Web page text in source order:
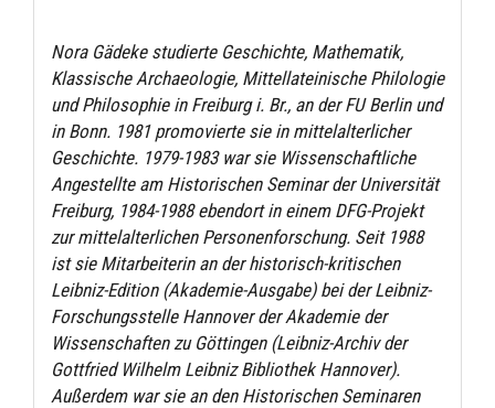
Nora Gädeke studierte Geschichte, Mathematik,
Klassische Archaeologie, Mittellateinische Philologie
und Philosophie in Freiburg i. Br., an der FU Berlin und
in Bonn. 1981 promovierte sie in mittelalterlicher
Geschichte. 1979-1983 war sie Wissenschaftliche
Angestellte am Historischen Seminar der Universität
Freiburg, 1984-1988 ebendort in einem DFG-Projekt
zur mittelalterlichen Personenforschung. Seit 1988
ist sie Mitarbeiterin an der historisch-kritischen
Leibniz-Edition (Akademie-Ausgabe) bei der Leibniz-
Forschungsstelle Hannover der Akademie der
Wissenschaften zu Göttingen (Leibniz-Archiv der
Gottfried Wilhelm Leibniz Bibliothek Hannover).
Außerdem war sie an den Historischen Seminaren